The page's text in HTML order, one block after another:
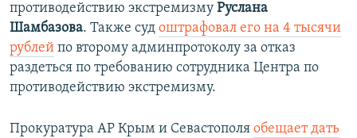
противодействию экстремизму Руслана
Шамбазова. Также суд оштрафовал его на 4 тысячи
рублей по второму админпротоколу за отказ
раздеться по требованию сотрудника Центра по
противодействию экстремизму.
Прокуратура АР Крым и Севастополя обещает дать